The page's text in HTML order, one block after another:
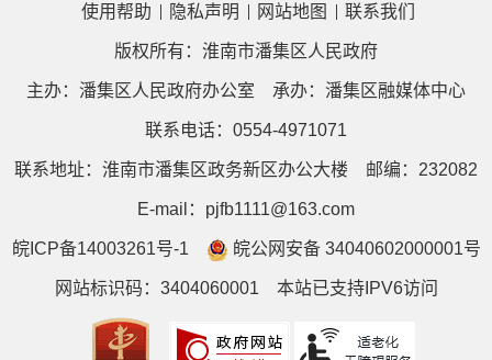
使用帮助 隐私声明 网站地图 联系我们
版权所有：淮南市潘集区人民政府
主办：潘集区人民政府办公室 承办：潘集区融媒体中心
联系电话：0554-4971071
联系地址：淮南市潘集区政务新区办公大楼 邮编：232082
E-mail：pjfb1111@163.com
皖ICP备14003261号-1 皖公网安备 34040602000001号
网站标识码：3404060001 本站已支持IPV6访问